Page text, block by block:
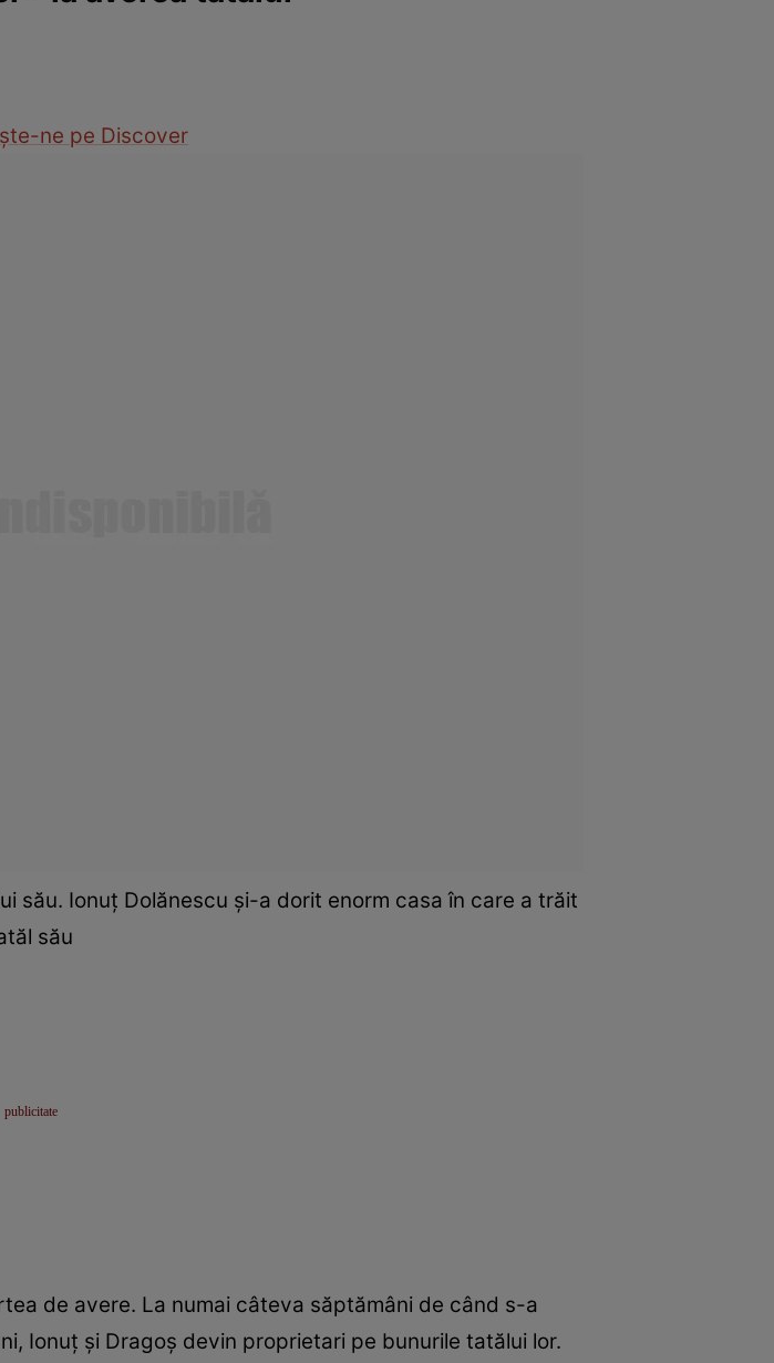
ne pe Discover
său. Ionuț Dolănescu și-a dorit enorm casa în care a trăit
său
de avere. La numai câteva săptămâni de când s-a
Ionuţ şi Dragoş devin proprietari pe bunurile tatălui lor.